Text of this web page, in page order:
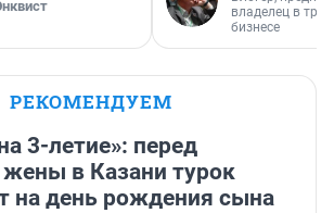
владелец в
бизнесе
РЕКОМЕНДУЕМ
3-летие»: перед
в Казани турок
на день рождения сына